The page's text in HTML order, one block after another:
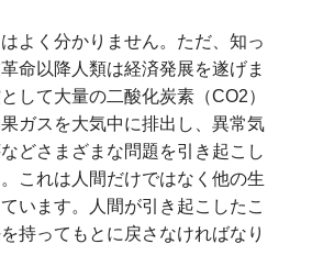
よく分かりません。ただ、知っ
命以降人類は経済発展を遂げま
して大量の二酸化炭素（CO2）
ガスを大気中に排出し、異常気
どさまざまな問題を引き起こし
これは人間だけではなく他の生
います。人間が引き起こしたこ
持ってもとに戻さなければなり